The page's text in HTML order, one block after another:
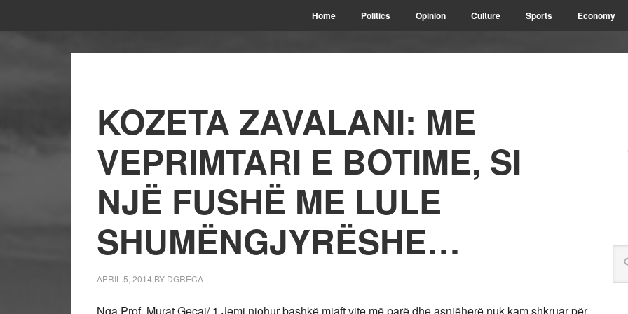
Home Politics Opinion Culture Sports Economy
KOZETA ZAVALANI: ME
VEPRIMTARI E BOTIME, SI
NJË FUSHË ME LULE
SHUMËNGJYRËSHE…
APRIL 5, 2014 BY DGRECA